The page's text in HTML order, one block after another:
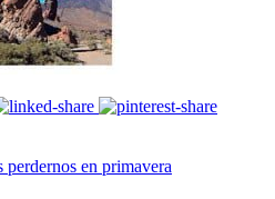
en primavera